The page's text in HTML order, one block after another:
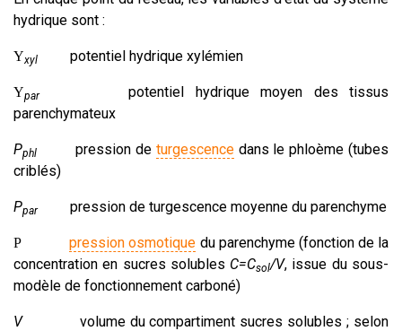
hydrique sont :
Yxyl potentiel hydrique xylémien
Yparpotentiel hydrique moyen des tissus
parenchymateux
Pphl pression de turgescencedans le phloème (tubes
criblés)
Pparpression de turgescence moyenne du parenchyme
P pression osmotique du parenchyme (fonction de la
concentration en sucres solubles C=Csol/V, issue du sous-
modèle de fonctionnement carboné)
V
volume du compartiment sucres solubles ; selon